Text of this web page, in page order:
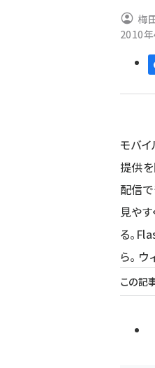
梅
2010
モバ
提供
配信で
見や
る。
ら。 ウ
この記